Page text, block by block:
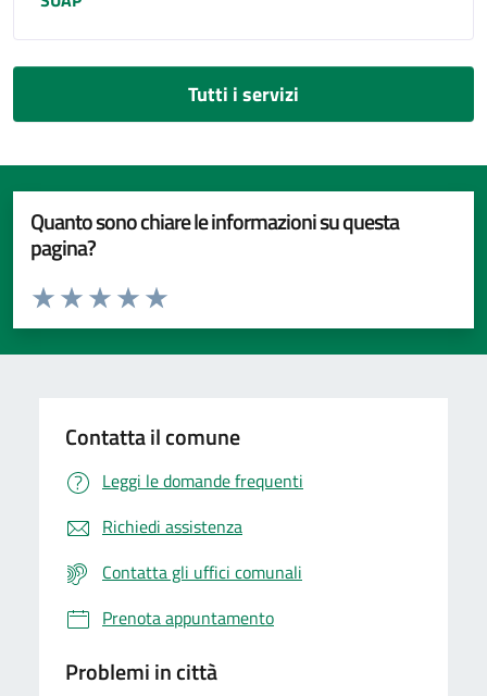
Tutti i servizi
Quanto sono chiare le informazioni su questa
pagina?
Valuta da 1 a 5 stelle la pagina
Valuta 5 stelle su 5
Valuta 4 stelle su 5
Valuta 3 stelle su 5
Valuta 2 stelle su 5
Valuta 1 stelle su 5
Contatta il comune
Leggi le domande frequenti
Richiedi assistenza
Contatta gli uffici comunali
Prenota appuntamento
Problemi in città